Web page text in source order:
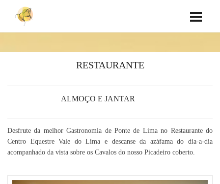
RESTAURANTE
ALMOÇO E JANTAR
Desfrute da melhor Gastronomia de Ponte de Lima no Restaurante do
Centro Equestre Vale do Lima e descanse da azáfama do dia-a-dia
acompanhado da vista sobre os Cavalos do nosso Picadeiro coberto.